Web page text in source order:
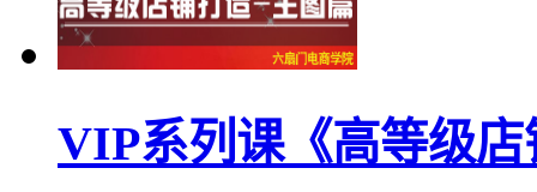
VIP系列课《高等级